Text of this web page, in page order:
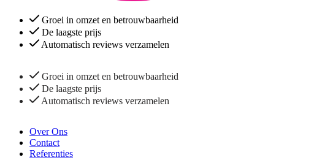
Groei in omzet en betrouwbaarheid
De laagste prijs
Automatisch reviews verzamelen
Groei in omzet en betrouwbaarheid
De laagste prijs
Automatisch reviews verzamelen
Over Ons
Contact
Referenties